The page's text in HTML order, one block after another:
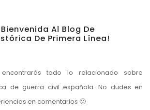
Bienvenida Al Blog De
De Primera Línea!
todo lo relacionado sobre
de guerra civil española. No dudes en
en comentarios 🙂